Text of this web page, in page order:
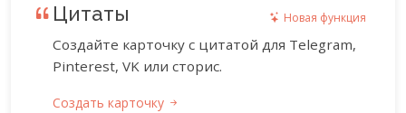
Цитаты Новая функция
Создайте карточку с цитатой для Telegram,
Pinterest, VK или сторис.
Создать карточку